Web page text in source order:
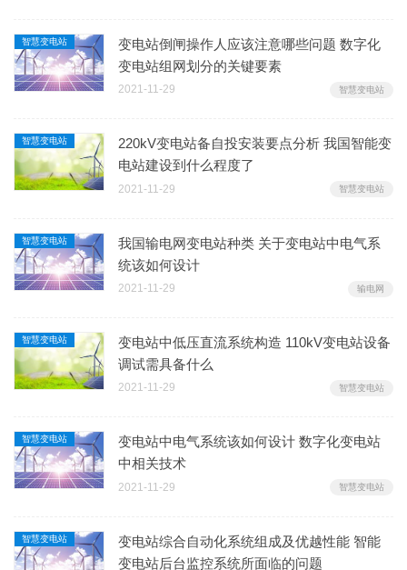
智慧变电站
变电站倒闸操作人应该注意哪些问题 数字化
变电站组网划分的关键要素
2021-11-29 智慧变电站
智慧变电站
220kV变电站备自投安装要点分析 我国智能变
电站建设到什么程度了
2021-11-29 智慧变电站
智慧变电站
我国输电网变电站种类 关于变电站中电气系
统该如何设计
2021-11-29 输电网
智慧变电站
变电站中低压直流系统构造 110kV变电站设备
调试需具备什么
2021-11-29 智慧变电站
智慧变电站
变电站中电气系统该如何设计 数字化变电站
中相关技术
2021-11-29 智慧变电站
智慧变电站
变电站综合自动化系统组成及优越性能 智能
变电站后台监控系统所面临的问题